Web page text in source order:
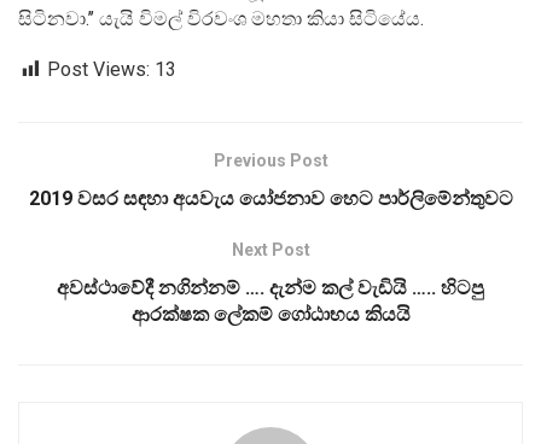
සිටිනවා.’’ යැයි විමල් විරවංශ මහතා කියා සිටියේය.
Post Views: 13
Previous Post
2019 වසර සඳහා අයවැය යෝජනාව හෙට පාර්ලිමේන්තුවට
Next Post
අවස්ථාවේදී නගින්නම් …. දැන්ම කල් වැඩියි ….. හිටපු
ආරක්ෂක ලේකම් ගෝඨාභය කියයි